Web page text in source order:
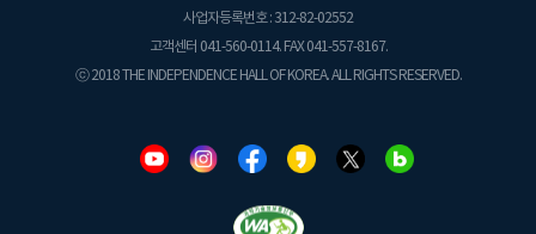
사업자등록번호 : 312-82-02552
고객센터 041-560-0114. FAX 041-557-8167.
ⓒ 2018 THE INDEPENDENCE HALL OF KOREA. ALL RIGHTS RESERVED.